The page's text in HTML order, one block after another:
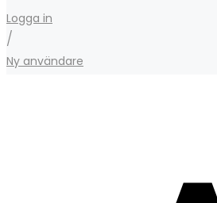
Logga in
/
Ny användare